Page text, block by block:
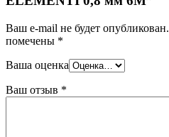
Ваш e-mail не будет опубликован.
помечены *
Ваша оценка
Ваш отзыв *